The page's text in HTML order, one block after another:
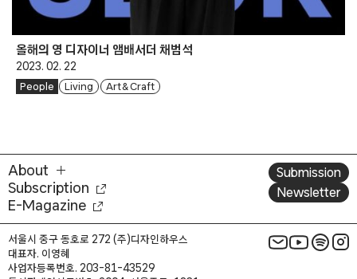
올해의 영 디자이너 앰배서더 채범석
2023. 02. 22
People Living Art & Craft
About
Subscription
E-Magazine
Submission
Newsletter
서울시 중구 동호로 272 (주)디자인하우스
대표자. 이영혜
사업자등록번호. 203-81-43529